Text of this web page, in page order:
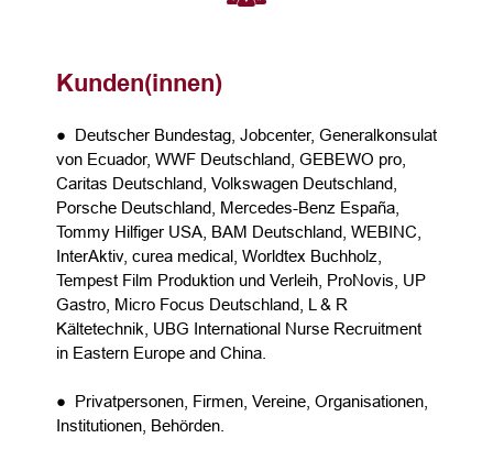
Kunden(innen)
● Deutscher Bundestag, Jobcenter, Generalkonsulat
von Ecuador, WWF Deutschland, GEBEWO pro,
Caritas Deutschland, Volkswagen Deutschland,
Porsche Deutschland, Mercedes-Benz España,
Tommy Hilfiger USA, BAM Deutschland, WEBINC,
InterAktiv, curea medical, Worldtex Buchholz,
Tempest Film Produktion und Verleih, ProNovis, UP
Gastro, Micro Focus Deutschland, L & R
Kältetechnik, UBG International Nurse Recruitment
in Eastern Europe and China.
● Privatpersonen, Firmen, Vereine, Organisationen,
Institutionen, Behörden.